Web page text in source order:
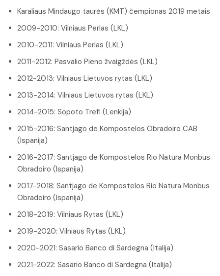
Karaliaus Mindaugo taurės (KMT) čempionas 2019 metais
2009-2010: Vilniaus Perlas (LKL)
2010-2011: Vilniaus Perlas (LKL)
2011-2012: Pasvalio Pieno žvaigždės (LKL)
2012-2013: Vilniaus Lietuvos rytas (LKL)
2013-2014: Vilniaus Lietuvos rytas (LKL)
2014-2015: Sopoto Trefl (Lenkija)
2015-2016: Santjago de Kompostelos Obradoiro CAB
(Ispanija)
2016-2017: Santjago de Kompostelos Rio Natura Monbus
Obradoiro (Ispanija)
2017-2018: Santjago de Kompostelos Rio Natura Monbus
Obradoiro (Ispanija)
2018-2019: Vilniaus Rytas (LKL)
2019-2020: Vilniaus Rytas (LKL)
2020-2021: Sasario Banco di Sardegna (Italija)
2021-2022: Sasario Banco di Sardegna (Italija)